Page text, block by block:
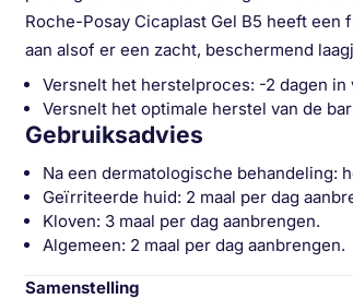
Roche-Posay Cicaplast Gel B5 heeft
aan alsof er een zacht, beschermend
Versnelt het herstelproces: -2 dagen
Versnelt het optimale herstel van de
Gebruiksadvies
Na een dermatologische behandeling:
Geïrriteerde huid: 2 maal per dag
Kloven: 3 maal per dag aanbrengen.
Algemeen: 2 maal per dag aanbrengen.
Samenstelling